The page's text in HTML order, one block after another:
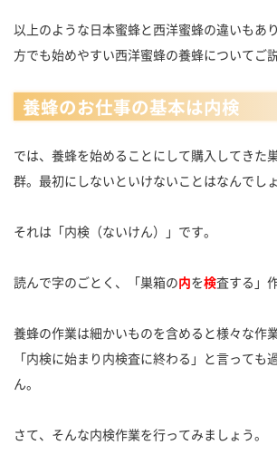
以上のような日本蜜蜂と西洋蜜蜂の違いもあ
方でも始めやすい西洋蜜蜂の養蜂についてご
養蜂のお仕事の基本は内検
では、養蜂を始めることにして購入してきた
群。最初にしないといけないことはなんでし
それは「内検（ないけん）」です。
読んで字のごとく、「巣箱の内を検査する」
養蜂の作業は細かいものを含めると様々な作
「内検に始まり内検査に終わる」と言っても
ん。
さて、そんな内検作業を行ってみましょう。